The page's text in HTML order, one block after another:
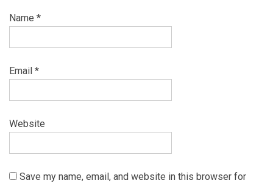
Name *
Email *
Website
Save my name, email, and website in this browser for